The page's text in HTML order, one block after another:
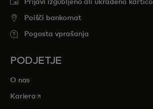
Prijavi izgubljeno ali ukradeno kartico
Poišči bankomat
Pogosta vprašanja
PODJETJE
O nas
Kariera opens in a new tab